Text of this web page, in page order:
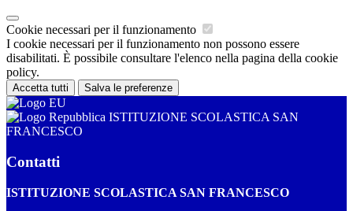
Cookie necessari per il funzionamento
I cookie necessari per il funzionamento non possono essere
disabilitati. È possibile consultare l'elenco nella pagina della cookie
policy.
Accetta tutti Salva le preferenze
ISTITUZIONE SCOLASTICA SAN
FRANCESCO
Contatti
ISTITUZIONE SCOLASTICA SAN FRANCESCO